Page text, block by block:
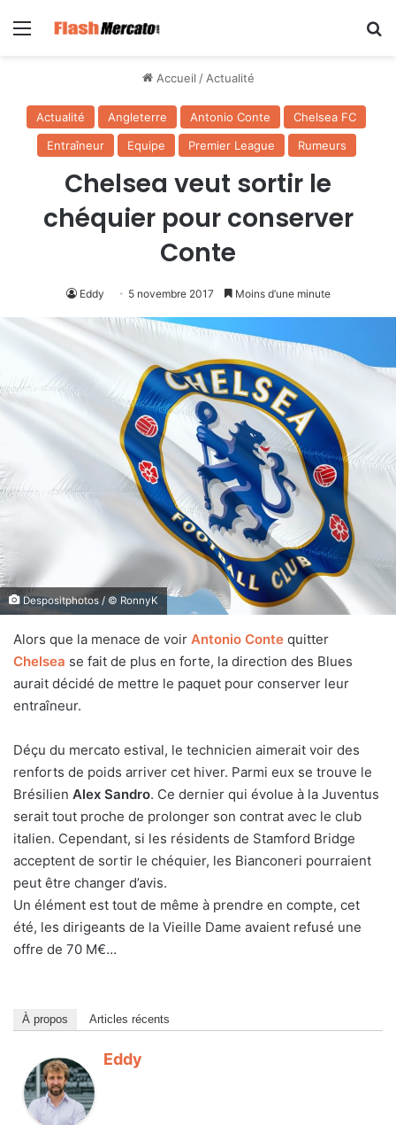
Menu
Accueil / Actualité
Actualité Angleterre Antonio Conte
Chelsea FC
Entraîneur
Equipe Premier League Rumeurs
Chelsea veut sortir le
chéquier pour conserver
Conte
Eddy 5 novembre 2017 Moins d’une minute
Despositphotos / © RonnyK
Alors que la menace de voir Antonio Conte quitter
Chelsea se fait de plus en forte, la direction des Blues
aurait décidé de mettre le paquet pour conserver leur
entraîneur.
Déçu du mercato estival, le technicien aimerait voir des
renforts de poids arriver cet hiver. Parmi eux se trouve le
Brésilien Alex Sandro. Ce dernier qui évolue à la Juventus
serait tout proche de prolonger son contrat avec le club
italien. Cependant, si les résidents de Stamford Bridge
acceptent de sortir le chéquier, les Bianconeri pourraient
peut être changer d’avis.
Un élément est tout de même à prendre en compte, cet
été, les dirigeants de la Vieille Dame avaient refusé une
offre de 70 M€…
À propos Articles récents
Eddy